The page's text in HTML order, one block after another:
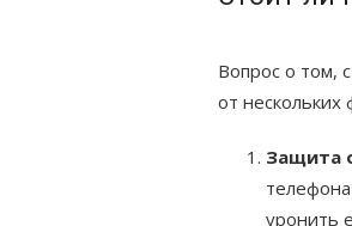
Вопрос о том,
от нескольких
Защита
уронить